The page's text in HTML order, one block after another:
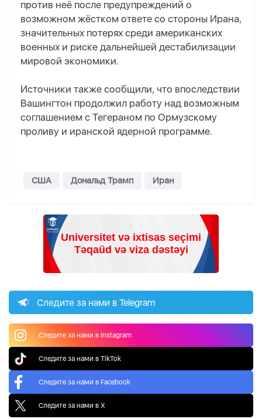
против неё после предупреждений о
возможном жёстком ответе со стороны Ирана,
значительных потерях среди американских
военных и риске дальнейшей дестабилизации
мировой экономики.
Источники также сообщили, что впоследствии
Вашингтон продолжил работу над возможным
соглашением с Тегераном по Ормузскому
проливу и иранской ядерной программе.
США Дональд Трамп Иран
Следите за нами в Telegram
Следите за нами в Instagram
Следите за нами в TikTok
Следите за нами в Facebook
Следите за нами в X